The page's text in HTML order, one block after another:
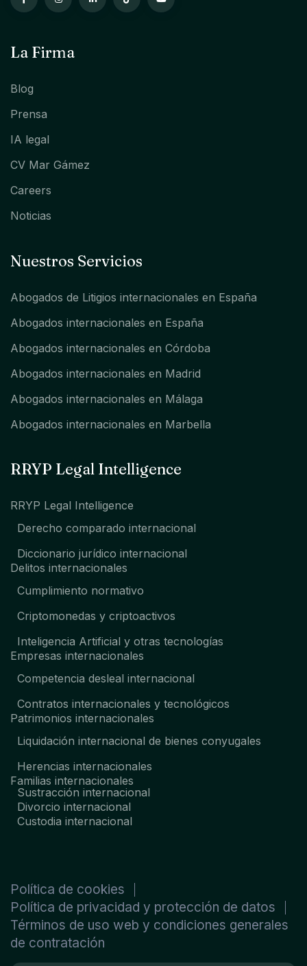
La Firma
Blog
Prensa
IA legal
CV Mar Gámez
Careers
Noticias
Nuestros Servicios
Abogados de Litigios internacionales en España
Abogados internacionales en España
Abogados internacionales en Córdoba
Abogados internacionales en Madrid
Abogados internacionales en Málaga
Abogados internacionales en Marbella
RRYP Legal Intelligence
RRYP Legal Intelligence
Derecho comparado internacional
Diccionario jurídico internacional
Delitos internacionales
Cumplimiento normativo
Criptomonedas y criptoactivos
Inteligencia Artificial y otras tecnologías
Empresas internacionales
Competencia desleal internacional
Contratos internacionales y tecnológicos
Patrimonios internacionales
Liquidación internacional de bienes conyugales
Herencias internacionales
Familias internacionales
Sustracción internacional
Divorcio internacional
Custodia internacional
Política de cookies
Política de privacidad y protección de datos
Términos de uso web y condiciones generales
de contratación